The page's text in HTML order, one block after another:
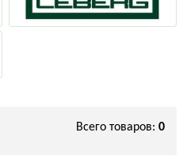
Всего товаров: 0